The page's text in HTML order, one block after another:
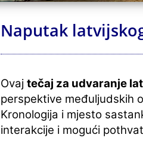
Naputak
Ovaj tečaj za udvaranje
perspektive međuljudskih
Kronologija i mjesto
interakcije i mogući